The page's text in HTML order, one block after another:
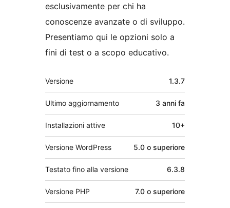
esclusivamente per chi ha
conoscenze avanzate o di sviluppo.
Presentiamo qui le opzioni solo a
fini di test o a scopo educativo.
Meta
Versione 1.3.7
Ultimo aggiornamento 3 anni fa
Installazioni attive 10+
Versione WordPress 5.0 o superiore
Testato fino alla versione 6.3.8
Versione PHP 7.0 o superiore